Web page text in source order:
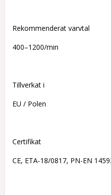
Rekommenderat varvtal
400–1200/min
Tillverkat i
EU / Polen
Certifikat
CE, ETA-18/0817, PN-EN